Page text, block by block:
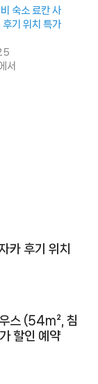
숙소 료칸 사
기 위치 특가
서
카 후기 위치
스 (54m², 침
할인 예약